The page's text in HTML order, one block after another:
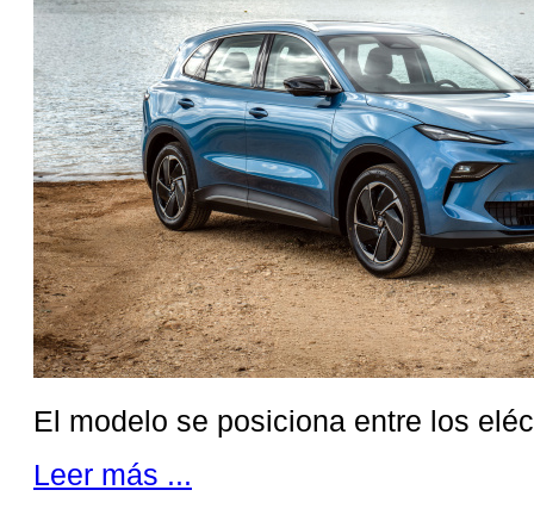
El modelo se posiciona entre los
Leer más ...